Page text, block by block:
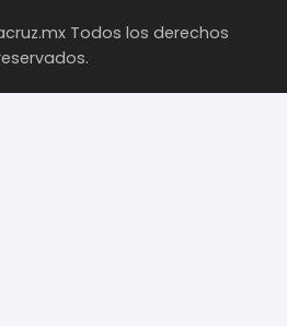
Todos los derechos